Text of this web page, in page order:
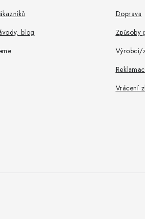
blog
Doprava
Způsoby
Výrobci/
Vrácení